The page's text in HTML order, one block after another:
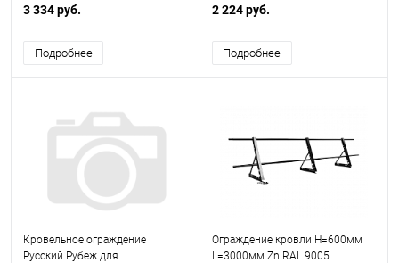
L=3000мм Zn RAL 6005
3 334 руб.
Подробнее
L=2000мм Оптимальное RAL
2 224 руб.
Подробнее
Кровельное ограждение
Русский Рубеж для
Ограждение кровли H=600мм
L=3000мм Zn RAL 9005